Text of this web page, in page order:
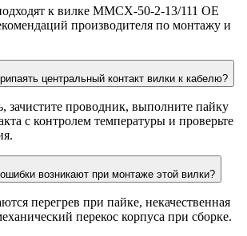
к вилке MMCX-50-2-13/111 OE
производителя по монтажу и
центральный контакт вилки к кабелю?
зачистите проводник, выполните пайку
с контролем температуры и проверьте
возникают при монтаже этой вилки?
перегрев при пайке, некачественная
перекос корпуса при сборке.